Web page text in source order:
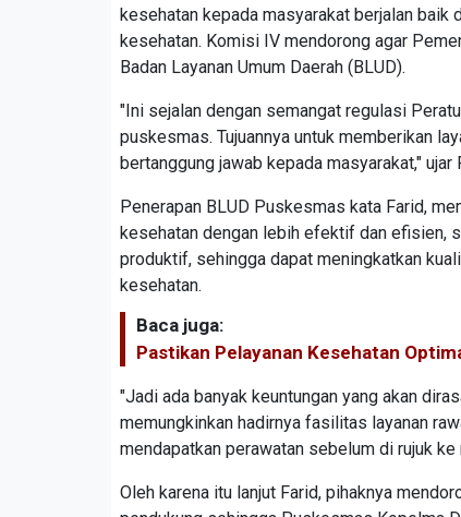
kesehatan kepada masyarakat berjalan
kesehatan. Komisi IV mendorong agar
Badan Layanan Umum Daerah (BLUD).
"Ini sejalan dengan semangat regulasi
puskesmas. Tujuannya untuk memberikan
bertanggung jawab kepada masyarakat," ujar
Penerapan BLUD Puskesmas kata Farid,
kesehatan dengan lebih efektif dan efisien,
produktif, sehingga dapat meningkatkan
kesehatan.
Baca juga:
Pastikan Pelayanan Kesehatan
"Jadi ada banyak keuntungan yang akan
memungkinkan hadirnya fasilitas layanan
mendapatkan perawatan sebelum di rujuk ke
Oleh karena itu lanjut Farid, pihaknya